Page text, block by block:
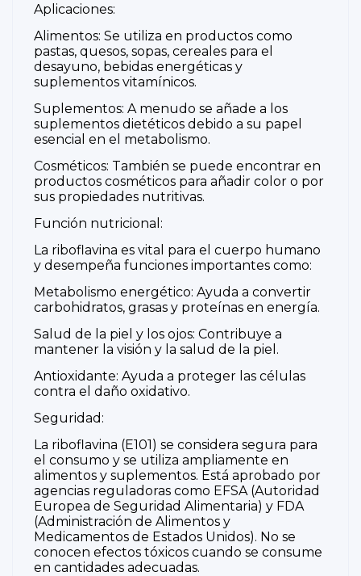
Aplicaciones:
Alimentos: Se utiliza en productos como
pastas, quesos, sopas, cereales para el
desayuno, bebidas energéticas y
suplementos vitamínicos.
Suplementos: A menudo se añade a los
suplementos dietéticos debido a su papel
esencial en el metabolismo.
Cosméticos: También se puede encontrar en
productos cosméticos para añadir color o por
sus propiedades nutritivas.
Función nutricional:
La riboflavina es vital para el cuerpo humano
y desempeña funciones importantes como:
Metabolismo energético: Ayuda a convertir
carbohidratos, grasas y proteínas en energía.
Salud de la piel y los ojos: Contribuye a
mantener la visión y la salud de la piel.
Antioxidante: Ayuda a proteger las células
contra el daño oxidativo.
Seguridad:
La riboflavina (E101) se considera segura para
el consumo y se utiliza ampliamente en
alimentos y suplementos. Está aprobado por
agencias reguladoras como EFSA (Autoridad
Europea de Seguridad Alimentaria) y FDA
(Administración de Alimentos y
Medicamentos de Estados Unidos). No se
conocen efectos tóxicos cuando se consume
en cantidades adecuadas.